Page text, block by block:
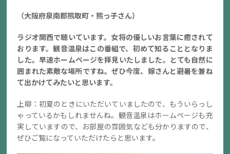
（大阪府泉南郡熊取町・熊っ子さん）
ラジオ関西で聴いています。女将の優しいお言葉に癒されて
おります。観音温泉はこの番組で、初めて知ることとなりま
した。早速ホームページを拝見いたしました。とても自然に
囲まれた素敵な場所ですね。ぜひ今度、嫁さんと避暑を兼ね
て出かけてみたいと思います。
上柳：初夏のときにいただいていましたので、もういらっし
ゃっているかもしれませんね。観音温泉はホームページも充
実していますので、お部屋の雰囲気なども分かりますので、
ぜひご覧になっていただけたらと思います。